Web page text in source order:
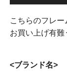
こちらのフレー
お買い上げ有難
<ブランド名>